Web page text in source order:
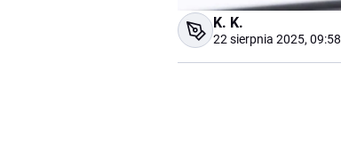
K. K.
22 sierpnia 2025, 09:58